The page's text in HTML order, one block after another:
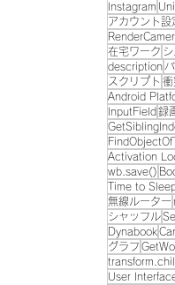
Instagram
アカウント設
在宅ワーク
description
スクリプト 衝
Android
InputField 録
Activation
wb.save()
Time to
無線ルーター
シャッフル
Dynabook
グラフ
User